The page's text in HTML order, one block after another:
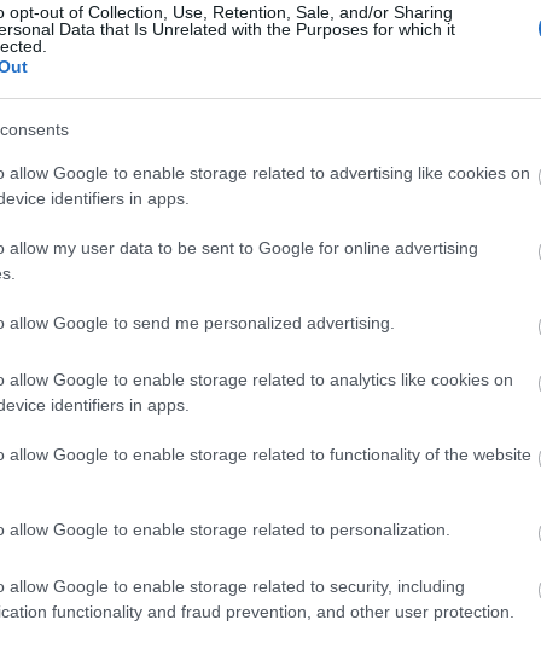
opt-out of Collection, Use, Retention, Sale, and/or Sharing
Data that Is Unrelated with the Purposes for which it
allow Google to enable storage related to advertising like cookies on
identifiers in apps.
allow my user data to be sent to Google for online advertising
allow Google to send me personalized advertising.
allow Google to enable storage related to analytics like cookies on
identifiers in apps.
allow Google to enable storage related to functionality of the website
allow Google to enable storage related to personalization.
allow Google to enable storage related to security, including
functionality and fraud prevention, and other user protection.
elnöke. Az elmúlt évek során milyen benyomásokat
rendszerváltást követően megszakadtak a két
fordítások kortárs szerzők műveiről, közel sem
tartjuk a kapcsolatok helyreállítását,
hamarosan megjelenő költészeti
Petőfi Sándor utca.
működik egy művészekből, tudósokból,
milyen ügyekben hallatja a hangját?
gyűlést, amelyen részt vettek írók, költők,